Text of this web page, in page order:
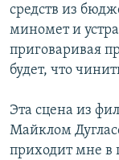
средств из
миномет и
приговаривая
будет, что
Эта сцена из
Майклом
приходит мне в